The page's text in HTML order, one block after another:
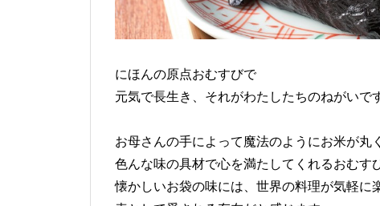
にほんの原点おむすびで
元気で長生き、それがわたしたちのねがいで
お母さんの手によって魔法のようにお米が丸
色んな味の具材で心を満たしてくれるおむす
懐かしいお袋の味には、世界の料理が気軽